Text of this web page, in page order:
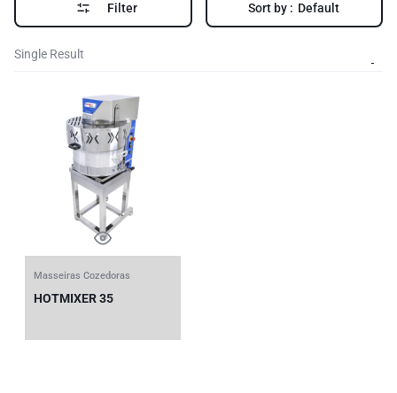
Filter Sort by : Default
Single Result
Masseiras Cozedoras
HOTMIXER 35